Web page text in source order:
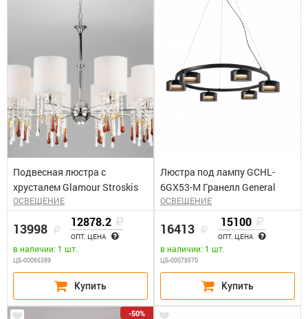
Подвесная люстра с
хрусталем Glamour Stroskis
ОСВЕЩЕНИЕ
13998 12878.2
ОПТ. ЦЕНА
в наличии: 1 шт.
ЦБ-00065389
Люстра под лампу GCHL-
6GX53-M Гранелл General
ОСВЕЩЕНИЕ
16413 15100
ОПТ. ЦЕНА
в наличии: 1 шт.
ЦБ-00078570
-50%